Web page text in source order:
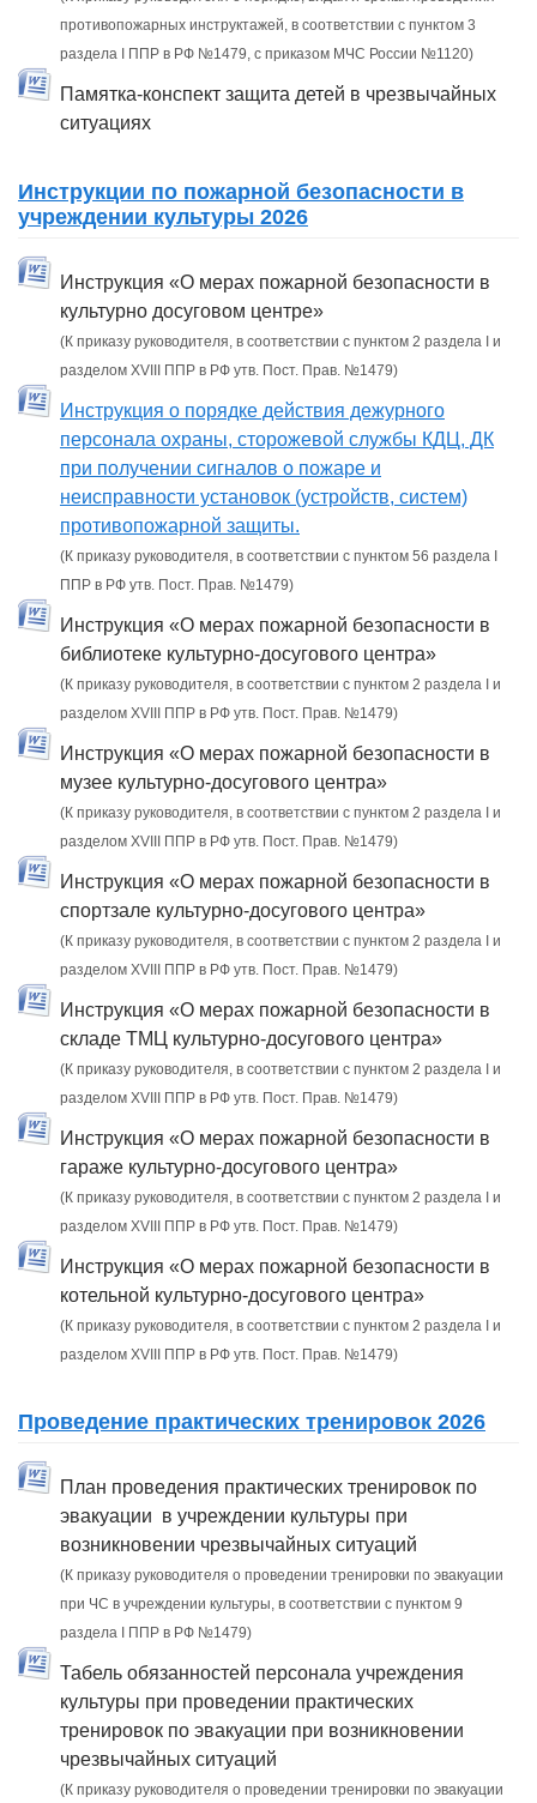
противопожарных инструктажей, в соответствии с пунктом 3
раздела I ППР в РФ №1479, с приказом МЧС России №1120)
Памятка-конспект защита детей в чрезвычайных
ситуациях
Инструкции по пожарной безопасности в
учреждении культуры 2026
Инструкция «О мерах пожарной безопасности в
культурно досуговом центре»
(К приказу руководителя, в соответствии с пунктом 2 раздела I и
разделом XVIII ППР в РФ утв. Пост. Прав. №1479)
Инструкция о порядке действия дежурного
персонала охраны, сторожевой службы КДЦ, ДК
при получении сигналов о пожаре и
неисправности установок (устройств, систем)
противопожарной защиты.
(К приказу руководителя, в соответствии с пунктом 56 раздела I
ППР в РФ утв. Пост. Прав. №1479)
Инструкция «О мерах пожарной безопасности в
библиотеке культурно-досугового центра»
(К приказу руководителя, в соответствии с пунктом 2 раздела I и
разделом XVIII ППР в РФ утв. Пост. Прав. №1479)
Инструкция «О мерах пожарной безопасности в
музее культурно-досугового центра»
(К приказу руководителя, в соответствии с пунктом 2 раздела I и
разделом XVIII ППР в РФ утв. Пост. Прав. №1479)
Инструкция «О мерах пожарной безопасности в
спортзале культурно-досугового центра»
(К приказу руководителя, в соответствии с пунктом 2 раздела I и
разделом XVIII ППР в РФ утв. Пост. Прав. №1479)
Инструкция «О мерах пожарной безопасности в
складе ТМЦ культурно-досугового центра»
(К приказу руководителя, в соответствии с пунктом 2 раздела I и
разделом XVIII ППР в РФ утв. Пост. Прав. №1479)
Инструкция «О мерах пожарной безопасности в
гараже культурно-досугового центра»
(К приказу руководителя, в соответствии с пунктом 2 раздела I и
разделом XVIII ППР в РФ утв. Пост. Прав. №1479)
Инструкция «О мерах пожарной безопасности в
котельной культурно-досугового центра»
(К приказу руководителя, в соответствии с пунктом 2 раздела I и
разделом XVIII ППР в РФ утв. Пост. Прав. №1479)
Проведение практических тренировок 2026
План проведения практических тренировок по
эвакуации в учреждении культуры при
возникновении чрезвычайных ситуаций
(К приказу руководителя о проведении тренировки по эвакуации
при ЧС в учреждении культуры, в соответствии с пунктом 9
раздела I ППР в РФ №1479)
Табель обязанностей персонала учреждения
культуры при проведении практических
тренировок по эвакуации при возникновении
чрезвычайных ситуаций
(К приказу руководителя о проведении тренировки по эвакуации